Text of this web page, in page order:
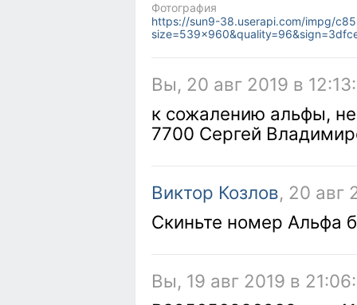
Фотография
https://sun9-38.userapi.com/impg/
Вы, 20 авг 2019 в
к сожалению альфы,
7700 Сергей
Виктор Козлов, 20 авг
Скиньте номер Альфа
Вы, 19 авг 2019 в